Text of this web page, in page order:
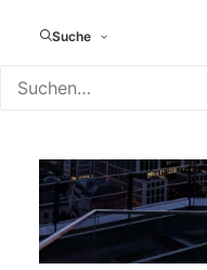
Suche